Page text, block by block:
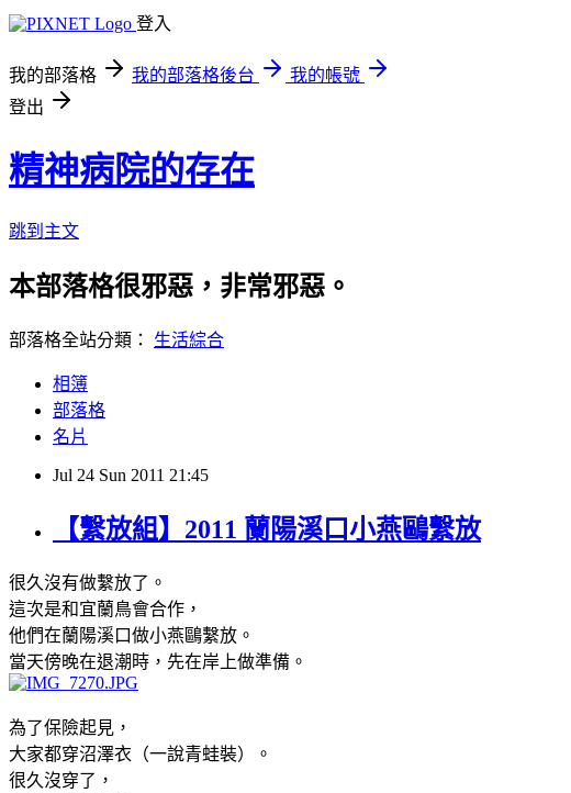
登入
我的部落格 我的部落格後台
我的帳號
登出
精神病院的存在
跳到主文
本部落格很邪惡，非常邪惡。
部落格全站分類： 生活綜合
相簿
部落格
名片
Jul 24 Sun 2011 21:45
【繫放組】2011 蘭陽溪口小燕鷗繫放
很久沒有做繫放了。
這次是和宜蘭鳥會合作，
他們在蘭陽溪口做小燕鷗繫放。
當天傍晚在退潮時，先在岸上做準備。
為了保險起見，
大家都穿沼澤衣（一說青蛙裝）。
很久沒穿了，